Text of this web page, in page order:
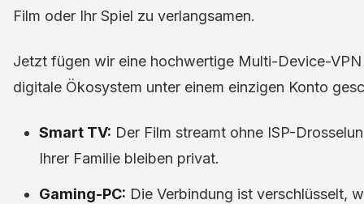
Film oder Ihr Spiel zu verlangsamen.
Jetzt fügen wir eine hochwertige Multi-Device-
digitale Ökosystem unter einem einzigen Konto
Smart TV: Der Film streamt ohne ISP-
Ihrer Familie bleiben privat.
Gaming-PC: Die Verbindung ist verschlüsselt,